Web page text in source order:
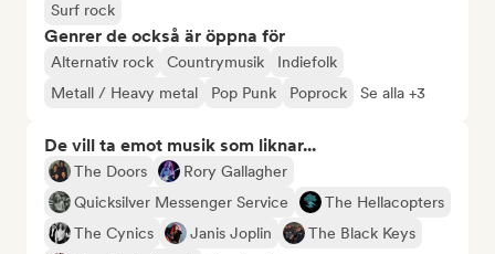
Surf rock
Genrer de också är öppna för
Alternativ rock Countrymusik
Indiefolk
Metall / Heavy metal
Pop Punk Poprock Se alla +3
De vill ta emot musik som liknar...
The Doors
Rory Gallagher
Quicksilver Messenger Service
The Hellacopters
The Cynics
Janis Joplin
The Black Keys